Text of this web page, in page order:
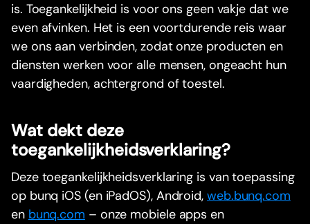
is. Toegankelijkheid is voor ons geen vakje dat we
even afvinken. Het is een voortdurende reis waar
we ons aan verbinden, zodat onze producten en
diensten werken voor alle mensen, ongeacht hun
vaardigheden, achtergrond of toestel.
Wat dekt deze
toegankelijkheidsverklaring? ️
Deze toegankelijkheidsverklaring is van toepassing
op bunq iOS (en iPadOS), Android, web.bunq.com
en bunq.com – onze mobiele apps en